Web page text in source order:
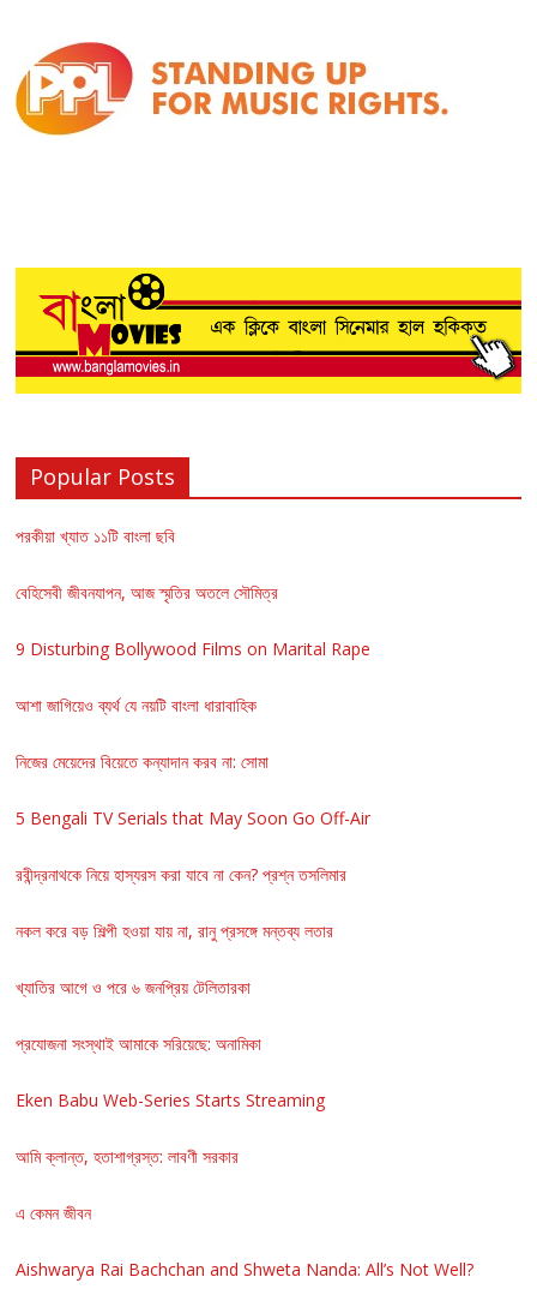
Popular Posts
পরকীয়া খ্যাত ১১টি বাংলা ছবি
বেহিসেবী জীবনযাপন, আজ স্মৃতির অতলে সৌমিত্র
9 Disturbing Bollywood Films on Marital Rape
আশা জাগিয়েও ব্যর্থ যে নয়টি বাংলা ধারাবাহিক
নিজের মেয়েদের বিয়েতে কন্যাদান করব না: সোমা
5 Bengali TV Serials that May Soon Go Off-Air
রবীন্দ্রনাথকে নিয়ে হাস্যরস করা যাবে না কেন? প্রশ্ন তসলিমার
নকল করে বড় শিল্পী হওয়া যায় না, রানু প্রসঙ্গে মন্তব্য লতার
খ্যাতির আগে ও পরে ৬ জনপ্রিয় টেলিতারকা
প্রযোজনা সংস্থাই আমাকে সরিয়েছে: অনামিকা
Eken Babu Web-Series Starts Streaming
আমি ক্লান্ত, হতাশাগ্রস্ত: লাবণী সরকার
এ কেমন জীবন
Aishwarya Rai Bachchan and Shweta Nanda: All’s Not Well?